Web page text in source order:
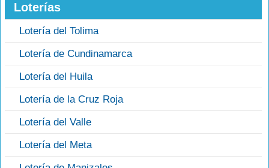
Loterías
Lotería del Tolima
Lotería de Cundinamarca
Lotería del Huila
Lotería de la Cruz Roja
Lotería del Valle
Lotería del Meta